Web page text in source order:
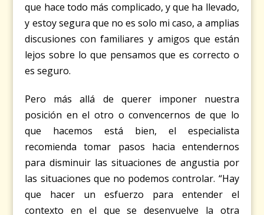
que hace todo más complicado, y que ha llevado,
y estoy segura que no es solo mi caso, a amplias
discusiones con familiares y amigos que están
lejos sobre lo que pensamos que es correcto o
es seguro.
Pero más allá de querer imponer nuestra
posición en el otro o convencernos de que lo
que hacemos está bien, el especialista
recomienda tomar pasos hacia entendernos
para disminuir las situaciones de angustia por
las situaciones que no podemos controlar. “Hay
que hacer un esfuerzo para entender el
contexto en el que se desenvuelve la otra